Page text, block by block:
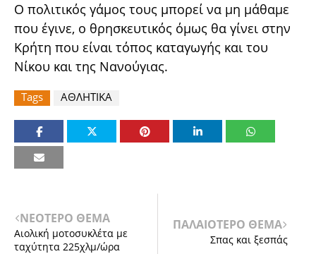
Ο πολιτικός γάμος τους μπορεί να μη μάθαμε
που έγινε, ο θρησκευτικός όμως θα γίνει στην
Κρήτη που είναι τόπος καταγωγής και του
Νίκου και της Νανούγιας.
Tags ΑΘΛΗΤΙΚΑ
ΝΕΟΤΕΡΟ ΘΕΜΑ
Αιολική μοτοσυκλέτα με
ταχύτητα 225χλμ/ώρα
ΠΑΛΑΙΟΤΕΡΟ ΘΕΜΑ
Σπας και ξεσπάς